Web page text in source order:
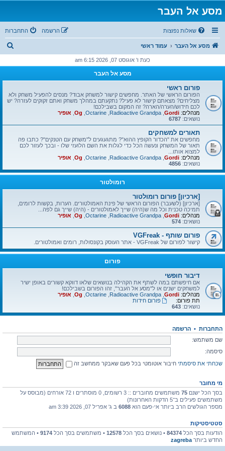
מסע אל העבר
שאלות נפוצות התחברות הרשמה
מסע אל העבר עמוד ראשי
ו
כעת ו' אוגוסט 07, 2026 6:15 am
מסע אל העבר
פורום ראשי
הפורום הראשי של האתר. מחפשים קישור למשחק אבוד? מנסים להפעיל משחק ולא
מצליחים? מצאתם קישור לא פעיל? נתקעתם במהלך משחק ואתם זקוקים לעזרה? יש
לכם חידוש/הערה/הארה? זה המקום בשבילכם!
מנהלים: Gordi
Radioactive Grandpa
Octarine
Og אופיר
נושאים: 6787
תאורים למשחקים
מחפשים את "הכדור הקופץ ההוא"? מתגעגעים ל"משחק עם הטנקים"? כתבו פה
תאור של המשחק ונעשה הכל כדי לגלות את השם הלועזי שלו - ובכך לעזור לכם
למצוא אותו...
מנהלים: Gordi
Radioactive Grandpa
Octarine
Og אופיר
נושאים: 4856
רומולטור
[ארכיון] פורום רומולטור
[ארכיון] (לשעבר) הפורום הראשי של פינת האמולטורים. הערות, בקשות לרומים,
תמיכה טכנית וכל מה ש(היה) שייך לאמולטורים - (היה) שייך גם לפה...
מנהלים: Gordi
Radioactive Grandpa
Octarine
Og אופיר
נושאים: 574
פורום שותף - VGFreak
קישור לפורום של VGFreak - אתר העוסק בקונסולות, רומים ואמולטורים.
פורום
דיבור חופשי
אם חיפשתם במה לשתף את הקהילה בנושאים שלאו דווקא קשורים באופן ישיר
למשחקים ישנים או ל"מסע אל העבר", זהו הפורום בשבילכם!
מנהלים: Gordi
Radioactive Grandpa
Octarine
Og אופיר
תת פורום:
פורום חידות
נושאים: 643
התחברות • הרשמה
שם משתמש:
סיסמה:
שכחתי את סיסמתי חיבור אוטומטי בכל פעם שאבקר ממחשב זה
מי מחובר
בסך הכל ישנם 75
משתמשים מחוברים :: 3 רשומים, 0 מוסתרים ו 72 אורחים (מבוסס על
משתמשים פעילים ב־5 הדקות האחרונות)
מספר הגולשים הרב ביותר אי-פעם הוא 6088 ב ג' אפריל 07, 2026 3:39 am
סטטיסטיקות
הודעות בסך הכל 84374 • נושאים בסך הכל 12578 • משתמשים בסך הכל 9174 • המשתמש
החדש ביותר zagreba